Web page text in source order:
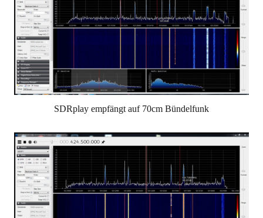
SDRplay empfängt auf 70cm Bündelfunk